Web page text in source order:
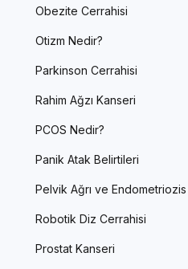
Obezite Cerrahisi
Otizm Nedir?
Parkinson Cerrahisi
Rahim Ağzı Kanseri
PCOS Nedir?
Panik Atak Belirtileri
Pelvik Ağrı ve Endometriozis
Robotik Diz Cerrahisi
Prostat Kanseri